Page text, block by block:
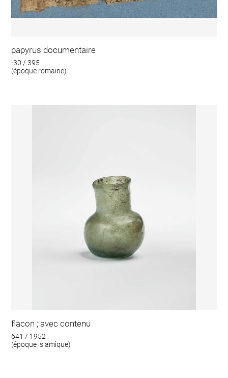
papyrus documentaire
-30 / 395
(époque romaine)
flacon ; avec contenu
641 / 1952
(époque islamique)